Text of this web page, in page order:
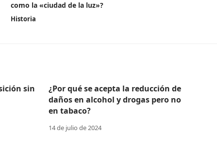
como la «ciudad de la luz»?
Historia
sin
¿Por qué se acepta la reducción de
daños en alcohol y drogas pero no
en tabaco?
14 de julio de 2024